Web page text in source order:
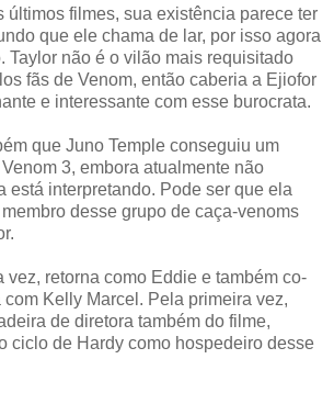
últimos filmes, sua existência parece ter
que ele chama de lar, por isso agora
Taylor não é o vilão mais requisitado
fãs de Venom, então caberia a Ejiofor
e interessante com esse burocrata.
que Juno Temple conseguiu um
3, embora atualmente não
está interpretando. Pode ser que ela
desse grupo de caça-venoms
vez, retorna como Eddie e também co-
Kelly Marcel. Pela primeira vez,
de diretora também do filme,
ciclo de Hardy como hospedeiro desse